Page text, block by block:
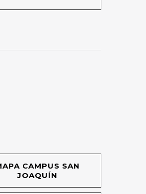
CAMPUS SAN
JOAQUÍN